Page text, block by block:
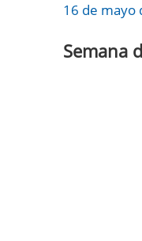
16 de mayo
Semana